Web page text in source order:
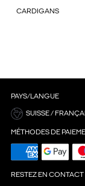
CARDIGANS
PAYS/LANGUE
SUISSE /
MÉTHODES DE
RESTEZ EN CONTACT